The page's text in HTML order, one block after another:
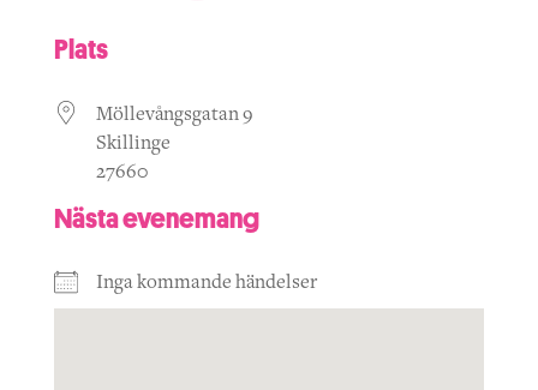
Plats
Möllevångsgatan 9
Skillinge
27660
Nästa evenemang
Inga kommande händelser